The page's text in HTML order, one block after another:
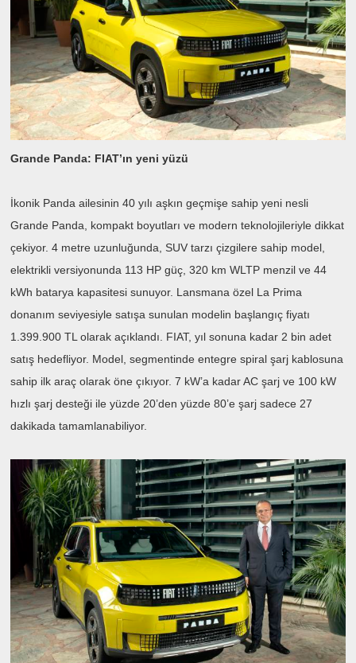
Grande Panda: FIAT’ın yeni yüzü
İkonik Panda ailesinin 40 yılı aşkın geçmişe sahip yeni nesli
Grande Panda, kompakt boyutları ve modern teknolojileriyle dikkat
çekiyor. 4 metre uzunluğunda, SUV tarzı çizgilere sahip model,
elektrikli versiyonunda 113 HP güç, 320 km WLTP menzil ve 44
kWh batarya kapasitesi sunuyor. Lansmana özel La Prima
donanım seviyesiyle satışa sunulan modelin başlangıç fiyatı
1.399.900 TL olarak açıklandı. FIAT, yıl sonuna kadar 2 bin adet
satış hedefliyor. Model, segmentinde entegre spiral şarj kablosuna
sahip ilk araç olarak öne çıkıyor. 7 kW’a kadar AC şarj ve 100 kW
hızlı şarj desteği ile yüzde 20’den yüzde 80’e şarj sadece 27
dakikada tamamlanabiliyor.